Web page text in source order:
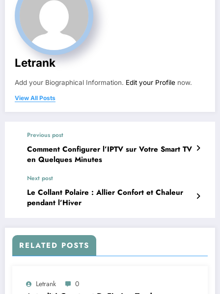
Letrank
Add your Biographical Information. Edit your Profile now.
View All Posts
Previous post
Comment Configurer l’IPTV sur Votre Smart TV
en Quelques Minutes
Next post
Le Collant Polaire : Allier Confort et Chaleur
pendant l’Hiver
RELATED POSTS
Letrank 0